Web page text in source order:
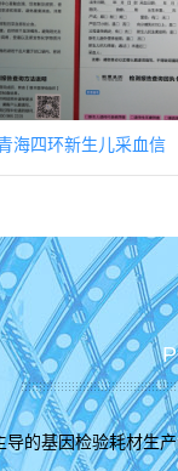
海四环新生儿采血信
导的基因检验耗材生